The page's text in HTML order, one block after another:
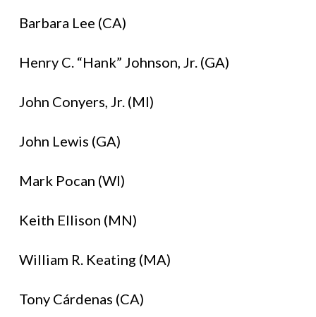
Barbara Lee (CA)
Henry C. “Hank” Johnson, Jr. (GA)
John Conyers, Jr. (MI)
John Lewis (GA)
Mark Pocan (WI)
Keith Ellison (MN)
William R. Keating (MA)
Tony Cárdenas (CA)